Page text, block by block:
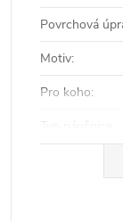
Povrchová
Motiv:
Pro koho: